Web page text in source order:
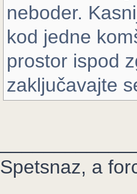
neboder.
kod jedne
prostor ispod
zaključavajte
Spetsnaz, a